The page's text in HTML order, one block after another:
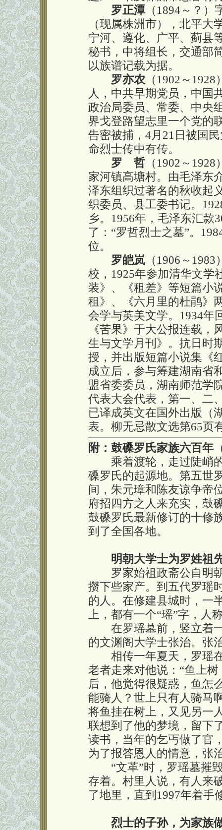
罗正潭（1894～？）
（现属株洲市），北平
宁河、遵化、广平、蓟县
秘书，中将组长，交通部
以族谱记载为据。
罗亦农 （1902～
人，中共早期党员，中国
政治局委员、常委、中央
界戈登路望志里一个党的
告密被捕，4月21日被国
命烈士传中有传。
罗 哲 （1902～
家河镇高塘村。由毛泽东
泽东组织过著名的秋收起
织委员、县工委书记。
乡。1956年，毛泽东汇款
了：“罗哲烈士之墓”。
位。
罗皑岚 （1906～
校，1925年参加清华文学
装》、《租差》等短篇小
租》、《六月里的杜鹃》
会学与英美文学。1934年
《苦果》于大公报连载，
生与文学月刊》。抗日时
授，并出版短篇小说集《
成立后，参与筹建湖南省
盟省委委员，湖南师范学
代表大会代表，第一、二
已译成英文在国外出版（
表。柳无忌散文选第65页
附：鼓磉罗氏家族六百年
乘着渡轮，走过陡峭的
磉罗氏的起源地。第五世
间，朱元璋和陈友谅争帝
府招四方之人来充实，鼓
鼓磉罗氏最新修订的十修
到了全国各地。
明朝大学士为罗姓祖
罗家始祖政斋公自明朝
攒下些家产。到五代罗瑶
的人。在修建县城时，一
上，都有一个“瑶”字，人
在罗瑶墓前，竖立着一
的文渊阁大学士张治。张
相传一年夏天，罗瑶在
老者走来对他说：“鱼上
后，他觉得很疑惑，鱼怎
能骑人？世上只有人骑马
将鱼挂在树上，又见另一
联想到了他的梦境，留下
读书，当年的乞丐做了官
为了报答恩人的情意，张
“文革”时，罗瑶墓摧毁
存着。村里人说，有人来
了地里，直到1997年着手
烈士的子孙，为家族